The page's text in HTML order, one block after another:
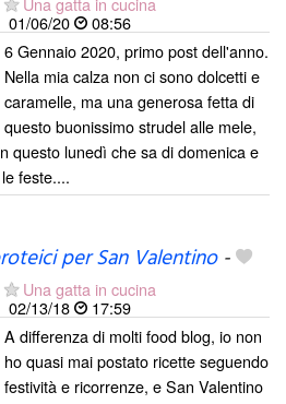
01/06/20
08:56
6 Gennaio 2020, primo post dell'anno.
Nella mia calza non ci sono dolcetti e
caramelle, ma una generosa fetta di
questo buonissimo strudel alle mele,
questo lunedì che sa di domenica e
feste....
per San Valentino-
Una gatta in cucina
02/13/18
17:59
A differenza di molti food blog, io non
ho quasi mai postato ricette seguendo
festività e ricorrenze, e San Valentino